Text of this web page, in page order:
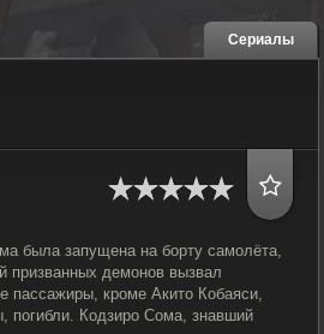
Сериалы
была запущена на борту самолёта,
призванных демонов вызвал
пассажиры, кроме Акито Кобаяси,
погибли. Кодзиро Сома, знавший